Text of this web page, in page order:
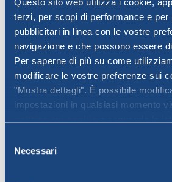
Questo sito web utilizza i cookie,
terzi, per scopi di performance e per
pubblicitari in linea con le vostre
navigazione e che possono essere
Per saperne di più su come
modificare le vostre preferenze sui
"Mostra dettagli". È possibile
impostazioni in qualsiasi momento
selezionati", l’utente accetta la
delNecessari
È possibile viaggiare
proprio veicolo sul
per l’Elba?
partenza devo arrivare al